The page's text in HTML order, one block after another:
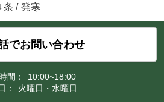
条 / 発寒
でお問い合わせ
間：
10:00~18:00
：
火曜日・水曜日